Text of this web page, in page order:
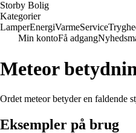
Storby Bolig
Kategorier
LamperEnergiVarmeService
Min kontoFå adgang
Meteor
Ordet meteor betyder en faldende
Eksempler på brug